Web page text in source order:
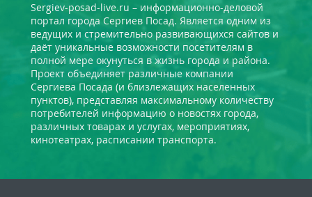
Sergiev-posad-live.ru – информационно-деловой
портал города Сергиев Посад. Является одним из
ведущих и стремительно развивающихся сайтов и
даёт уникальные возможности посетителям в
полной мере окунуться в жизнь города и района.
Проект объединяет различные компании
Сергиева Посада (и близлежащих населенных
пунктов), представляя максимальному количеству
потребителей информацию о новостях города,
различных товарах и услугах, мероприятиях,
кинотеатрах, расписании транспорта.